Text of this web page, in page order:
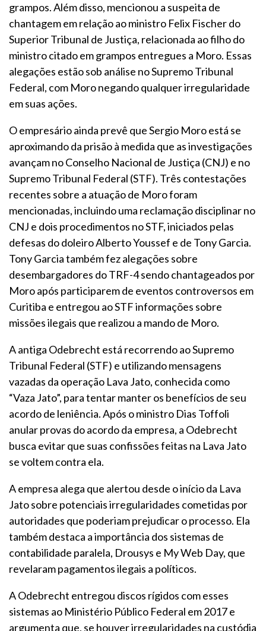
grampos. Além disso, mencionou a suspeita de
chantagem em relação ao ministro Felix Fischer do
Superior Tribunal de Justiça, relacionada ao filho do
ministro citado em grampos entregues a Moro. Essas
alegações estão sob análise no Supremo Tribunal
Federal, com Moro negando qualquer irregularidade
em suas ações.
O empresário ainda prevê que Sergio Moro está se
aproximando da prisão à medida que as investigações
avançam no Conselho Nacional de Justiça (CNJ) e no
Supremo Tribunal Federal (STF). Três contestações
recentes sobre a atuação de Moro foram
mencionadas, incluindo uma reclamação disciplinar no
CNJ e dois procedimentos no STF, iniciados pelas
defesas do doleiro Alberto Youssef e de Tony Garcia.
Tony Garcia também fez alegações sobre
desembargadores do TRF-4 sendo chantageados por
Moro após participarem de eventos controversos em
Curitiba e entregou ao STF informações sobre
missões ilegais que realizou a mando de Moro.
A antiga Odebrecht está recorrendo ao Supremo
Tribunal Federal (STF) e utilizando mensagens
vazadas da operação Lava Jato, conhecida como
“Vaza Jato”, para tentar manter os benefícios de seu
acordo de leniência. Após o ministro Dias Toffoli
anular provas do acordo da empresa, a Odebrecht
busca evitar que suas confissões feitas na Lava Jato
se voltem contra ela.
A empresa alega que alertou desde o início da Lava
Jato sobre potenciais irregularidades cometidas por
autoridades que poderiam prejudicar o processo. Ela
também destaca a importância dos sistemas de
contabilidade paralela, Drousys e My Web Day, que
revelaram pagamentos ilegais a políticos.
A Odebrecht entregou discos rígidos com esses
sistemas ao Ministério Público Federal em 2017 e
argumenta que, se houver irregularidades na custódia